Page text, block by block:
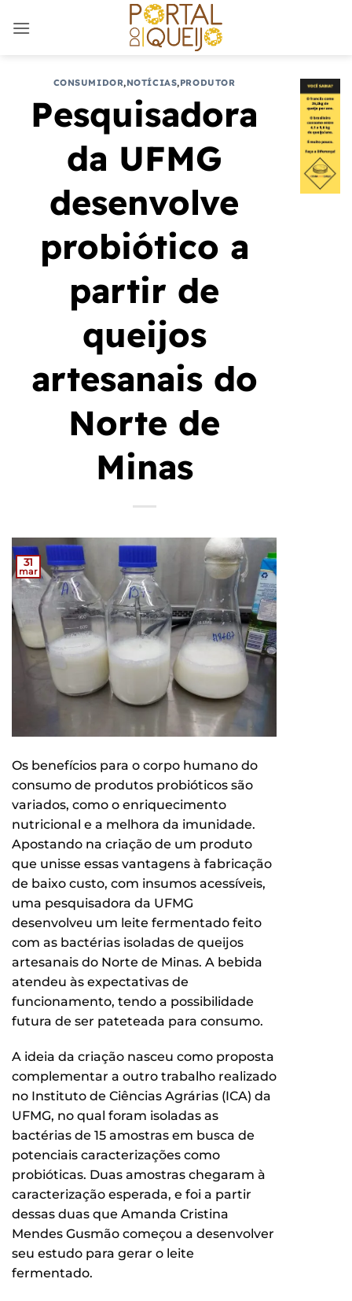
CONSUMIDOR,NOTÍCIAS,PRODUTOR
Pesquisadora
da UFMG
desenvolve
probiótico a
partir de
queijos
artesanais do
Norte de
Minas
31
mar
Os benefícios para o corpo humano do
consumo de produtos probióticos são
variados, como o enriquecimento
nutricional e a melhora da imunidade.
Apostando na criação de um produto
que unisse essas vantagens à fabricação
de baixo custo, com insumos acessíveis,
uma pesquisadora da UFMG
desenvolveu um leite fermentado feito
com as bactérias isoladas de queijos
artesanais do Norte de Minas. A bebida
atendeu às expectativas de
funcionamento, tendo a possibilidade
futura de ser pateteada para consumo.
A ideia da criação nasceu como proposta
complementar a outro trabalho realizado
no Instituto de Ciências Agrárias (ICA) da
UFMG, no qual foram isoladas as
bactérias de 15 amostras em busca de
potenciais caracterizações como
probióticas. Duas amostras chegaram à
caracterização esperada, e foi a partir
dessas duas que Amanda Cristina
Mendes Gusmão começou a desenvolver
seu estudo para gerar o leite
fermentado.